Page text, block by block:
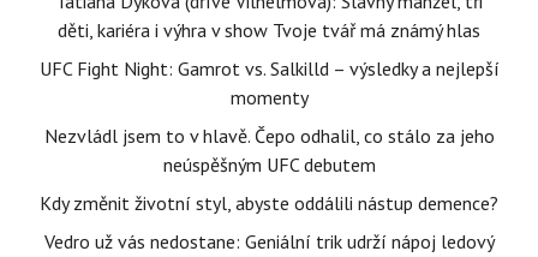
děti, kariéra i výhra v show Tvoje tvář má známý hlas
UFC Fight Night: Gamrot vs. Salkilld – výsledky a nejlepší
momenty
Nezvládl jsem to v hlavě. Čepo odhalil, co stálo za jeho
neúspěšným UFC debutem
Kdy změnit životní styl, abyste oddálili nástup demence?
Vedro už vás nedostane: Geniální trik udrží nápoj ledový